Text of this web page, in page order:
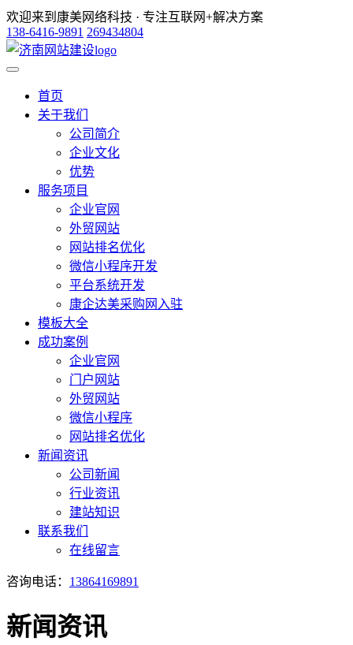
欢迎来到康美网络科技 · 专注互联网+解决方案
138-6416-9891 269434804
首页
关于我们
公司简介
企业文化
优势
服务项目
企业官网
外贸网站
网站排名优化
微信小程序开发
平台系统开发
康企达美采购网入驻
模板大全
成功案例
企业官网
门户网站
外贸网站
微信小程序
网站排名优化
新闻资讯
公司新闻
行业资讯
建站知识
联系我们
在线留言
咨询电话： 13864169891
新闻资讯